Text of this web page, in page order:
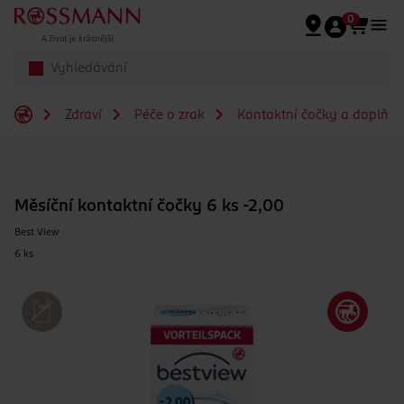
Přeskočit na hlavmní obsah
0
Zdraví Péče o zrak Kontaktní čočky a doplňky
Měsíční kontaktní čočky 6 ks -2,00
Best View
6 ks